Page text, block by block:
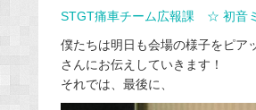
STGT痛車チーム広報課 ☆ 初音
僕たちは明日も会場の様子をピア
さんにお伝えしていきます！
それでは、最後に、